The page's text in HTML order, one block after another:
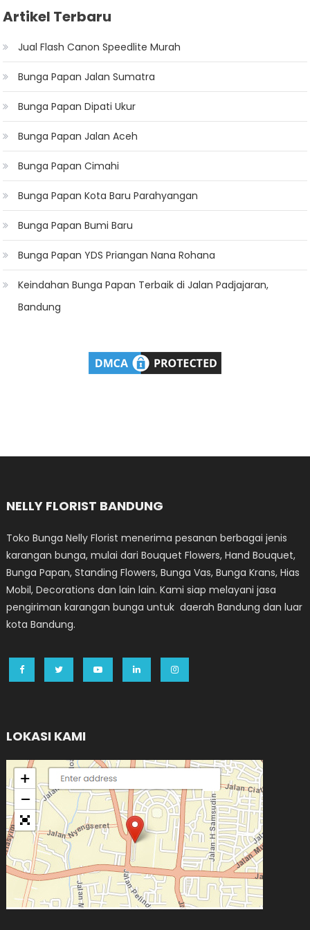
Artikel Terbaru
Jual Flash Canon Speedlite Murah
Bunga Papan Jalan Sumatra
Bunga Papan Dipati Ukur
Bunga Papan Jalan Aceh
Bunga Papan Cimahi
Bunga Papan Kota Baru Parahyangan
Bunga Papan Bumi Baru
Bunga Papan YDS Priangan Nana Rohana
Keindahan Bunga Papan Terbaik di Jalan Padjajaran,
Bandung
NELLY FLORIST BANDUNG
Toko Bunga Nelly Florist menerima pesanan berbagai jenis
karangan bunga, mulai dari Bouquet Flowers, Hand Bouquet,
Bunga Papan, Standing Flowers, Bunga Vas, Bunga Krans, Hias
Mobil, Decorations dan lain lain. Kami siap melayani jasa
pengiriman karangan bunga untuk daerah Bandung dan luar
kota Bandung.
LOKASI KAMI